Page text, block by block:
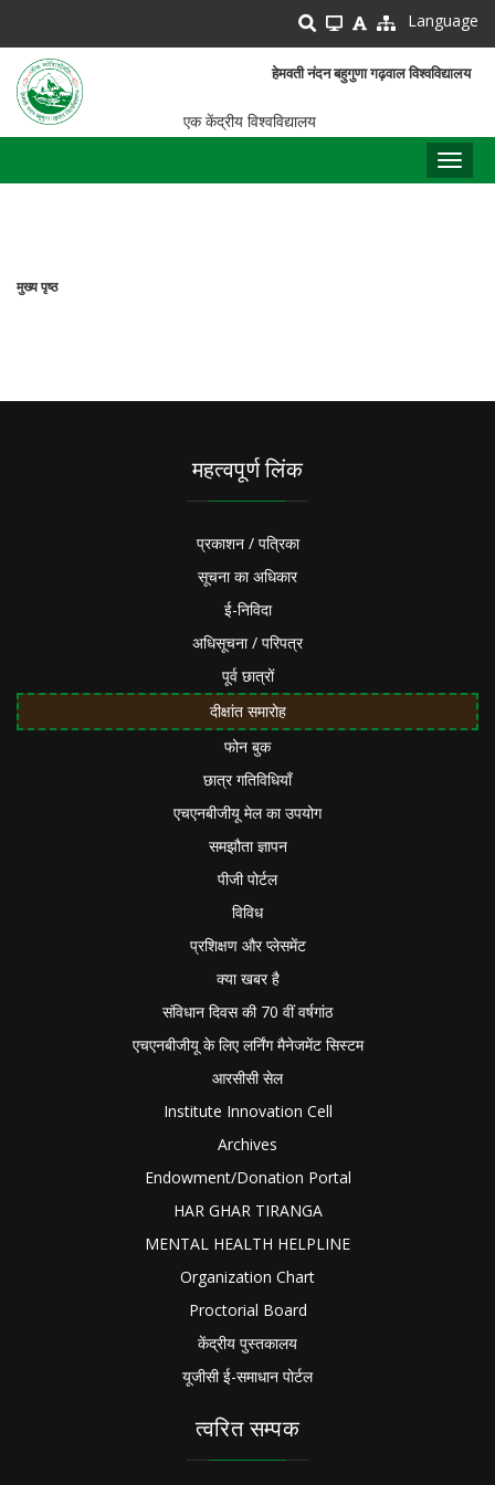
main
content
Language
हेमवती नंदन बहुगुणा गढ़वाल विश्वविद्यालय
एक केंद्रीय विश्वविद्यालय
मुख्य पृष्ठ
महत्वपूर्ण लिंक
प्रकाशन / पत्रिका
सूचना का अधिकार
ई-निविदा
अधिसूचना / परिपत्र
पूर्व छात्रों
दीक्षांत समारोह
फोन बुक
छात्र गतिविधियाँ
एचएनबीजीयू मेल का उपयोग
समझौता ज्ञापन
पीजी पोर्टल
विविध
प्रशिक्षण और प्लेसमेंट
क्या खबर है
संविधान दिवस की 70 वीं वर्षगांठ
एचएनबीजीयू के लिए लर्निंग मैनेजमेंट सिस्टम
आरसीसी सेल
Institute Innovation Cell
Archives
Endowment/Donation Portal
HAR GHAR TIRANGA
MENTAL HEALTH HELPLINE
Organization Chart
Proctorial Board
केंद्रीय पुस्तकालय
यूजीसी ई-समाधान पोर्टल
त्वरित सम्पक